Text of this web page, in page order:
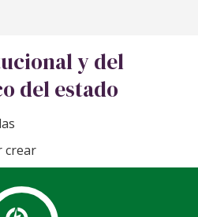
y del
del estado
crear